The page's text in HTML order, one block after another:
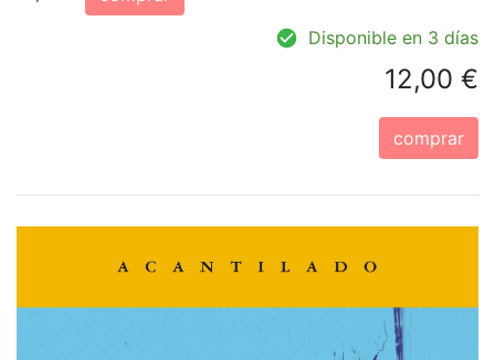
Disponible en 3 días
12,00 €
comprar